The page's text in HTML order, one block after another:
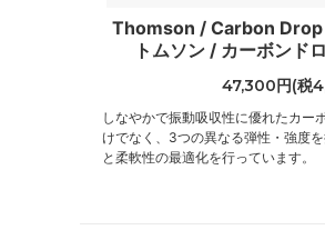
Thomson / Carbon
トムソン / カーボンド
47,300円(税
しなやかで振動吸収性に優れたカー
けでなく、3つの異なる弾性・強度
と柔軟性の最適化を行っています。